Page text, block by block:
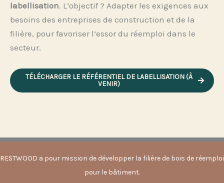
labellisation. L’objectif ? Adapter les exigences aux
besoins des entreprises de construction et de la
filière, pour favoriser l’essor du réemploi dans le
secteur.
TÉLÉCHARGER LE RÉFÉRENTIEL DE LABELLISATION (À
VENIR)
RESTWOOD a pour mission de développer la filière de bois de réemploi
pour le bâtiment.